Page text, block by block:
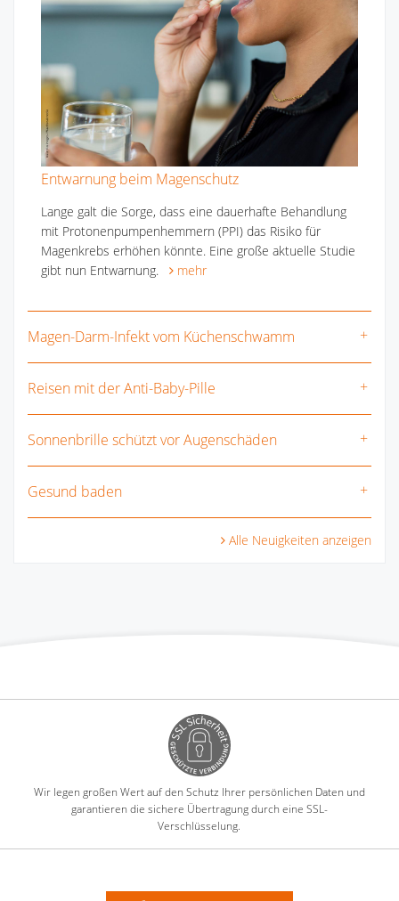
Entwarnung beim Magenschutz
Lange galt die Sorge, dass eine dauerhafte Behandlung
mit Protonenpumpenhemmern (PPI) das Risiko für
Magenkrebs erhöhen könnte. Eine große aktuelle Studie
gibt nun Entwarnung.
mehr
Magen-Darm-Infekt vom Küchenschwamm
Reisen mit der Anti-Baby-Pille
Sonnenbrille schützt vor Augenschäden
Gesund baden
Alle Neuigkeiten anzeigen
Wir legen großen Wert auf den Schutz Ihrer persönlichen Daten und
garantieren die sichere Übertragung durch eine SSL-
Verschlüsselung.